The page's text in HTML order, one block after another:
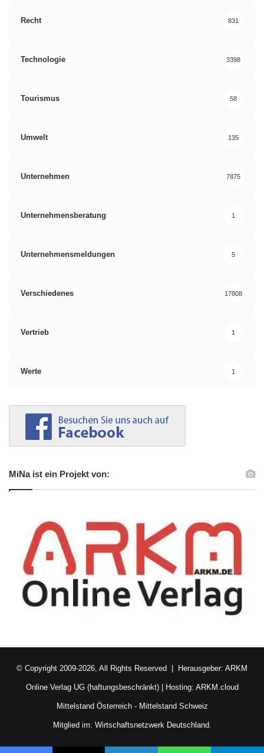
Recht 831
Technologie 3398
Tourismus 58
Umwelt 135
Unternehmen 7875
Unternehmensberatung 1
Unternehmensmeldungen 5
Verschiedenes 17808
Vertrieb 1
Werte 1
MiNa ist ein Projekt von:
© Copyright 2009-2026, All Rights Reserved | Herausgeber: ARKM
Online Verlag UG (haftungsbeschränkt)| Hosting: ARKM.cloud
Mittelstand Österreich- Mittelstand Schweiz
Mitglied im: Wirtschaftsnetzwerk Deutschland.